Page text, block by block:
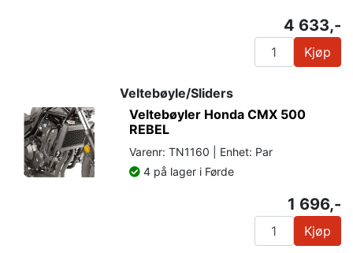
4 633,-
Kjøp
Veltebøyle/Sliders
Veltebøyler Honda CMX 500
REBEL
Varenr: TN1160 | Enhet: Par
4 på lager i Førde
1 696,-
Kjøp